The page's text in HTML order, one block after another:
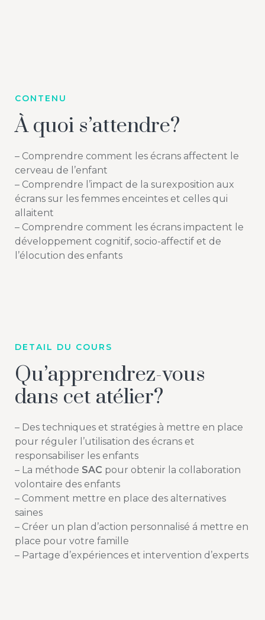
CONTENU
À quoi s’attendre?
– Comprendre comment les écrans affectent le
cerveau de l’enfant
– Comprendre l’impact de la surexposition aux
écrans sur les femmes enceintes et celles qui
allaitent
– Comprendre comment les écrans impactent le
développement cognitif, socio-affectif et de
l’élocution des enfants
DETAIL DU COURS
Qu’apprendrez-vous
dans cet atélier?
– Des techniques et stratégies à mettre en place
pour réguler l’utilisation des écrans et
responsabiliser les enfants
– La méthode SAC pour obtenir la collaboration
volontaire des enfants
– Comment mettre en place des alternatives
saines
– Créer un plan d’action personnalisé á mettre en
place pour votre famille
– Partage d’expériences et intervention d’experts